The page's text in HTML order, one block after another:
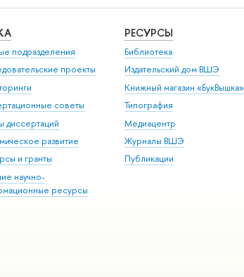
подразделения
проекты
советы
диссертаций
развитие
и гранты
научно-
ресурсы
РЕСУРСЫ
Библиотека
Издательский дом ВШЭ
Книжный магазин «БукВышка»
Типография
Медиацентр
Журналы ВШЭ
Публикации